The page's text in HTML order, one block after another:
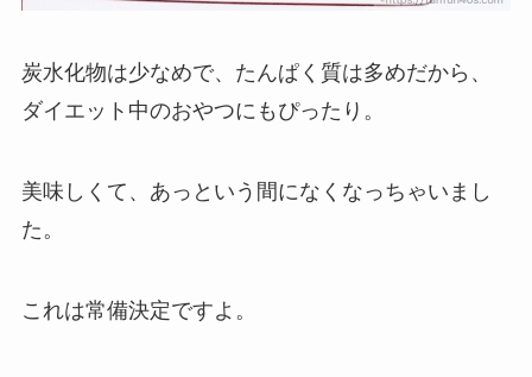
炭水化物は少なめで、たんぱく質は多めだから、
ダイエット中のおやつにもぴったり。
美味しくて、あっという間になくなっちゃいまし
た。
これは常備決定ですよ。